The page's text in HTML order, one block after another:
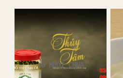
ĐỒ MUỐI CHUA